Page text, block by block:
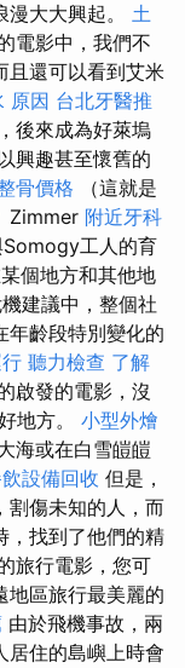
大大興起。 土
電影中，我們不
且還可以看到艾米
原因 台北牙醫推
後來成為好萊塢
興趣甚至懷舊的
骨價格
（這就是
Zimmer 附近牙科
Somogy工人的育
個地方和其他地
建議中，整個社
年齡段特別變化的
聽力檢查 了解
啟發的電影，沒
地方。 小型外燴
海或在白雪皚皚
設備回收 但是，
割傷未知的人，而
，找到了他們的精
旅行電影，您可
地區旅行最美麗的
由於飛機事故，兩
居住的島嶼上時會